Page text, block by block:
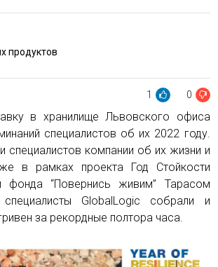
продуктов
1 0
в хранилище Львовского офиса
специалистов об их 2022 году.
специалистов компании об их жизни и
в рамках проекта Год Стойкости
фонда “Повернись живим” Тарасом
GlobalLogic собрали и
за рекордные полтора часа.